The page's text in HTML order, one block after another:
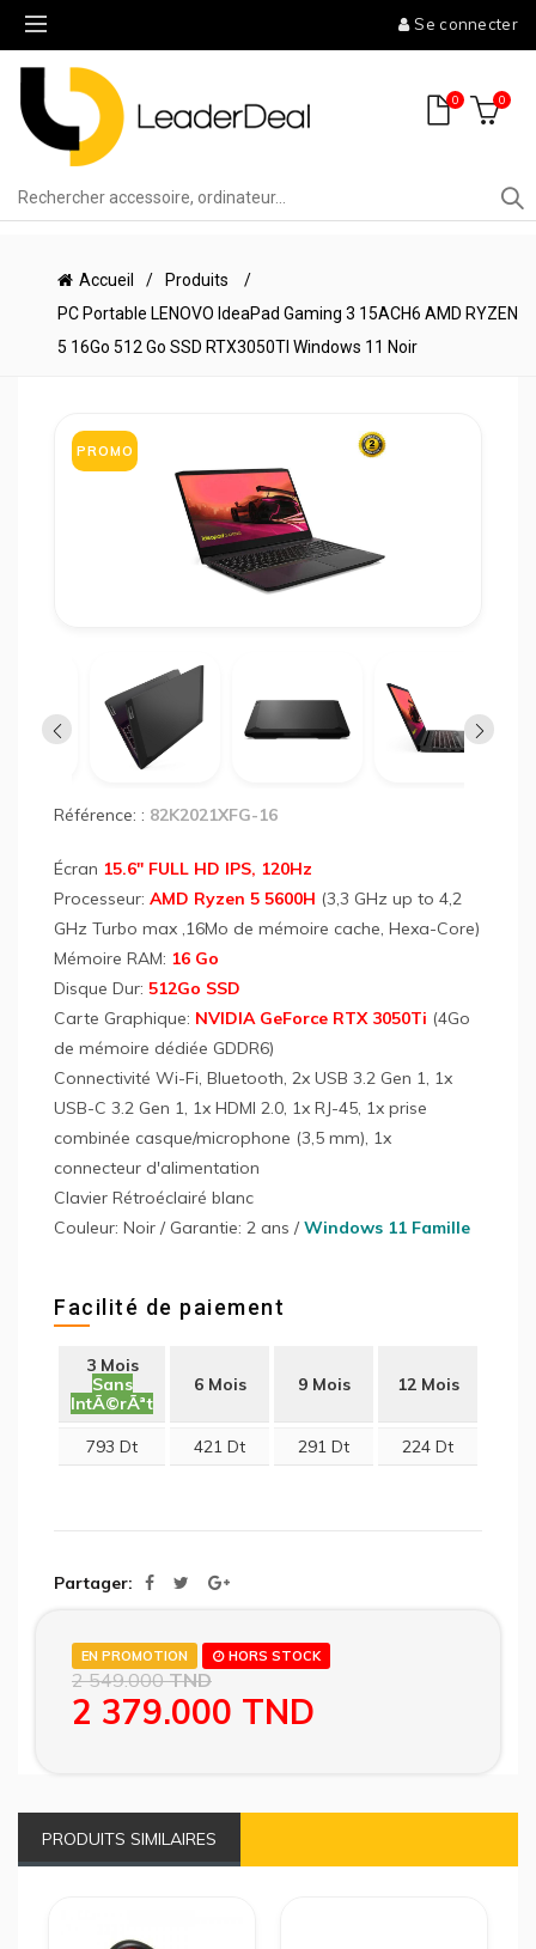
Se connecter
0 0
Accueil
Produits
PC Portable LENOVO IdeaPad Gaming 3 15ACH6 AMD RYZEN
5 16Go 512 Go SSD RTX3050TI Windows 11 Noir
PROMO
3
Référence: : 82K2021XFG-16
Écran 15.6" FULL HD IPS, 120Hz
Processeur: AMD Ryzen 5 5600H (3,3 GHz up to 4,2
GHz Turbo max ,16Mo de mémoire cache, Hexa-Core)
Mémoire RAM: 16 Go
Disque Dur: 512Go SSD
Carte Graphique: NVIDIA GeForce RTX 3050Ti (4Go
de mémoire dédiée GDDR6)
Connectivité Wi-Fi, Bluetooth, 2x USB 3.2 Gen 1, 1x
USB-C 3.2 Gen 1, 1x HDMI 2.0, 1x RJ-45, 1x prise
combinée casque/microphone (3,5 mm), 1x
connecteur d'alimentation
Clavier Rétroéclairé blanc
Couleur: Noir / Garantie: 2 ans /Windows 11 Famille
Facilité de paiement
3 Mois
Sans
IntÃ©rÃªt
6 Mois 9 Mois 12 Mois
793 Dt 421 Dt 291 Dt 224 Dt
Partager
EN PROMOTION HORS STOCK
2 549.000TND
2 379.000 TND
PRODUITS SIMILAIRES